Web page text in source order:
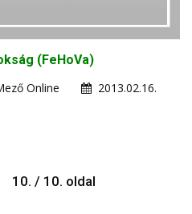
(FeHoVa)
Online
2013.02.16.
10. / 10. oldal